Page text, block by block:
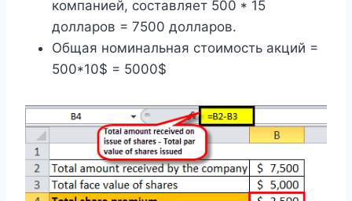
компанией, составляет 500 * 15
долларов = 7500 долларов.
Общая номинальная стоимость акций =
500*10$ = 5000$